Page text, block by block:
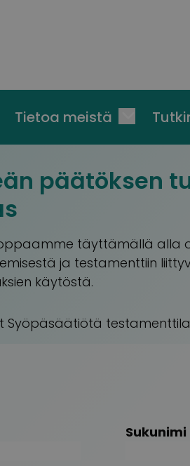
Tietoa meistä
päätöksen
täyttämällä alla
ja testamenttiin
käytöstä.
Syöpäsäätiötä
Sukunimi